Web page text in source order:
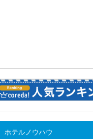
ホテルノウハウ